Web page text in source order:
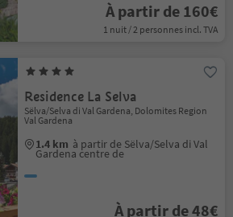
À partir de 160€
1 nuit / 2 personnes incl. TVA
Residence La Selva
Sëlva/Selva di Val Gardena, Dolomites Region
Val Gardena
1.4 km à partir de Sëlva/Selva di Val
Gardena centre de
À partir de 48€